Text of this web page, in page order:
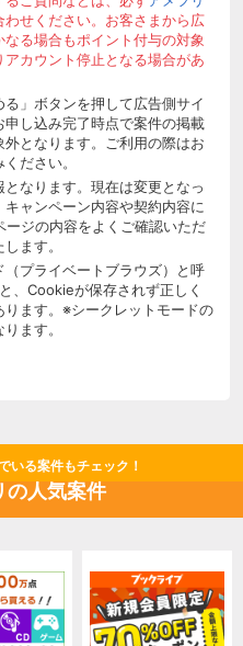
わせください。お客さまから広
る場合もポイント付与の対象
カウント停止となる場合があ
」ボタンを押して広告側サイ
申し込み完了時点で案件の掲載
となります。ご利用の際はお
ださい。
なります。現在は変更となっ
ャンペーン内容や契約内容に
ジの内容をよくご確認いただ
ます。
プライベートブラウズ）と呼
、Cookieが保存されず正しく
ります。※シークレットモードの
ます。
いる案件もチェック！
の人気案件